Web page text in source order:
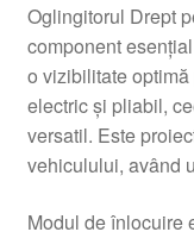
Oglingitorul Drept
component
o vizibilitate
electric și pliabil,
versatil. Este
vehiculului, având
Modul de înlocuire